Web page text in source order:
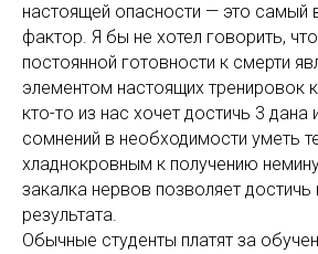
настоящей опасности — это самый
фактор. Я бы не хотел говорить,
постоянной готовности к смерти
элементом настоящих тренировок
кто-то из нас хочет достичь 3 дана
сомнений в необходимости уметь
хладнокровным к получению
закалка нервов позволяет
результата.
Обычные студенты платят за